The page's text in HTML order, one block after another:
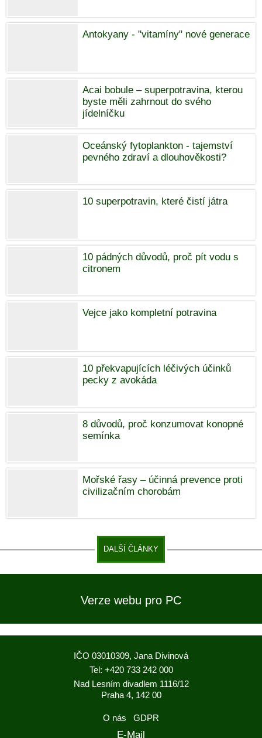
Antokyany - "vitamíny" nové generace
Acai bobule – superpotravina, kterou
byste měli zahrnout do svého
jídelníčku
Oceánský fytoplankton - tajemství
pevného zdraví a dlouhověkosti?
10 superpotravin, které čistí játra
10 pádných důvodů, proč pít vodu s
citronem
Vejce jako kompletní potravina
10 překvapujících léčivých účinků
pecky z avokáda
8 důvodů, proč konzumovat konopné
semínka
Mořské řasy – účinná prevence proti
civilizačním chorobám
DALŠÍ ČLÁNKY
Verze webu pro PC
IČO 03010309, Jana Divinová
Tel: +420 733 242 000
Nad Lesním divadlem 1116/12
Praha 4, 142 00
O nás GDPR
E-Mail